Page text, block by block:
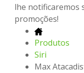
lhe notificaremos
promoções!
Produtos
Siri
Max